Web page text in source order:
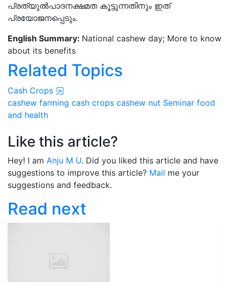
പ്രത്യുൽപാദനക്ഷമത കൂട്ടുന്നതിനും ഇത്
പ്രയോജനപ്പെടും.
English Summary: National cashew day; More to know
about its benefits
Related Topics
Cash Crops
cashew farming cash crops cashew nut Seminar food
and health
Like this article?
Hey! I am Anju M U. Did you liked this article and have
suggestions to improve this article? Mail me your
suggestions and feedback.
Read next